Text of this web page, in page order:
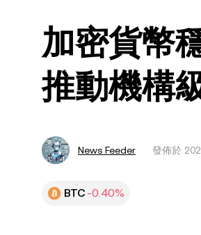
加密貨幣
推動機構
News Feeder 發佈於
BTC -0.40%